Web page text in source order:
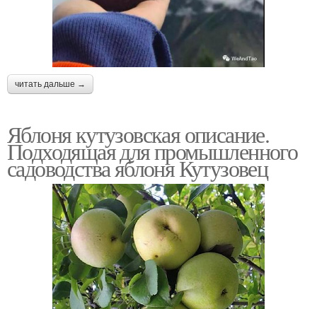
читать дальше →
Яблоня кутузовская описание.
Подходящая для промышленного
садоводства яблоня Кутузовец